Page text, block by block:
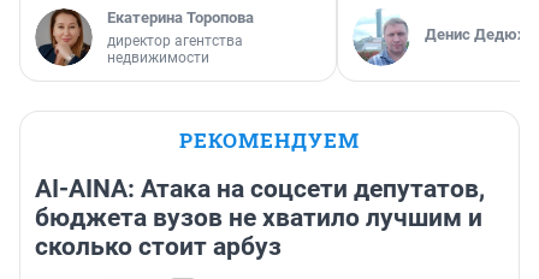
Екатерина Торопова
директор агентства
недвижимости
Денис
РЕКОМЕНДУЕМ
AI-AINA: Атака на соцсети депутатов,
бюджета вузов не хватило лучшим и
сколько стоит арбуз